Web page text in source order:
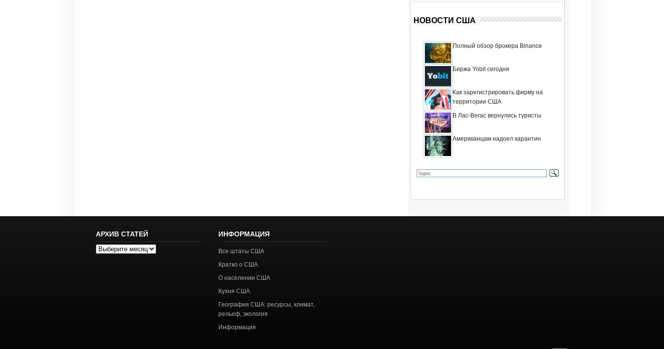
НОВОСТИ США
Полный обзор брокера Binance
Биржа Yobit сегодня
Как зарегистрировать фирму на
территории США
В Лас-Вегас вернулись туристы
Американцам надоел карантин
АРХИВ СТАТЕЙ
Архив
ИНФОРМАЦИЯ
Все штаты США
Кратко о США
О населении США
Кухня США
География США: ресурсы, климат,
рельеф, экология
Информация